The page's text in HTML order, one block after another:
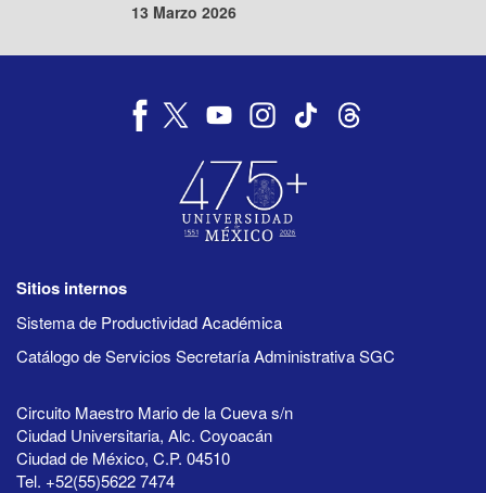
13 Marzo 2026
Sitios internos
Sistema de Productividad Académica
Catálogo de Servicios Secretaría Administrativa SGC
Circuito Maestro Mario de la Cueva s/n
Ciudad Universitaria, Alc. Coyoacán
Ciudad de México, C.P. 04510
Tel. +52(55)5622 7474